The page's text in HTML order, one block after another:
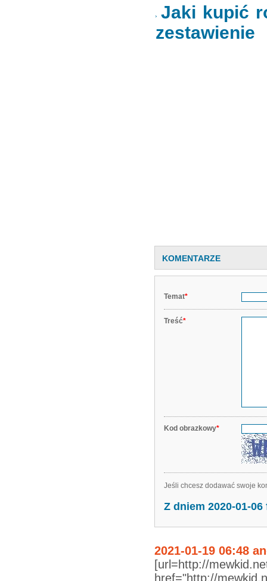
Jaki kupić
zestawienie
KOMENTARZE
Temat*
Treść*
Kod obrazkowy*
Jeśli chcesz dodawać swoje
Z dniem 2020-01-
2021-01-19 06:48
[url=http://
href="http://